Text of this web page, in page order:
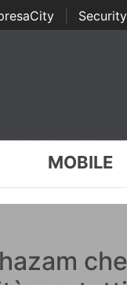
MOBILE
che